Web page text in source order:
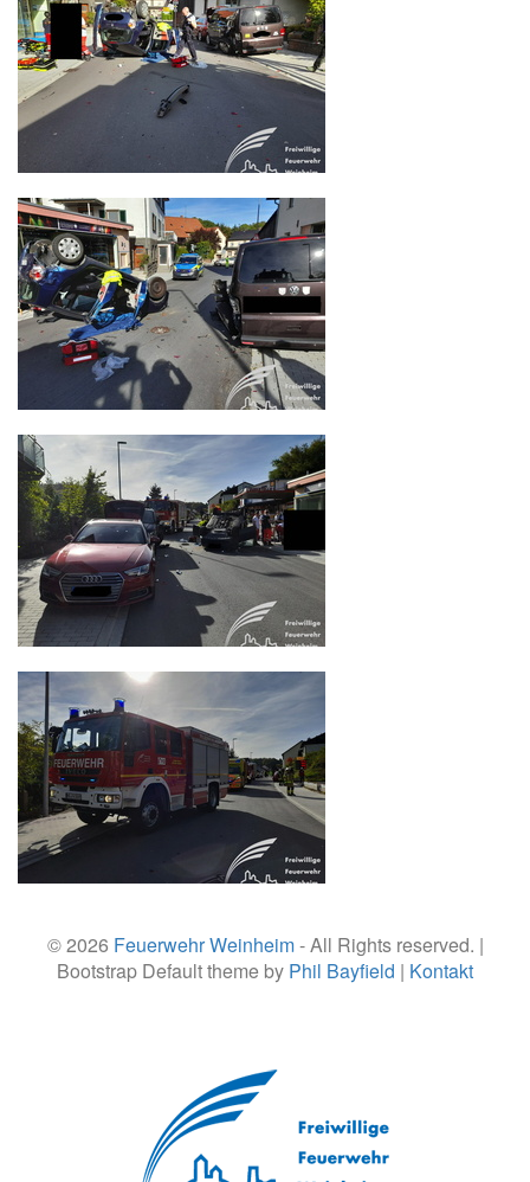
© 2026 Feuerwehr Weinheim- All Rights reserved. |
Bootstrap Default theme by Phil Bayfield | Kontakt